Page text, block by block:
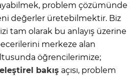
problem çözümünde
değerler üretebilmektir. Biz
tam olarak bu anlayış üzerine
merkeze alan
öğrencilerimize;
eleştirel bakış açısı, problem